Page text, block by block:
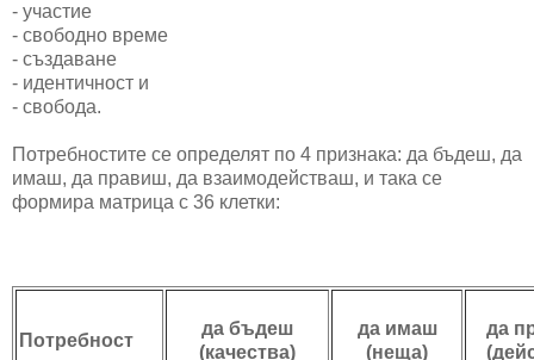
- участие
- свободно време
- създаване
- идентичност и
- свобода.
Потребностите се определят по 4 признака: да бъдеш, да
имаш, да правиш, да взаимодействаш, и така се
формира матрица с 36 клетки:
Потребност
да бъдеш
(качества)
да имаш
(неща)
да